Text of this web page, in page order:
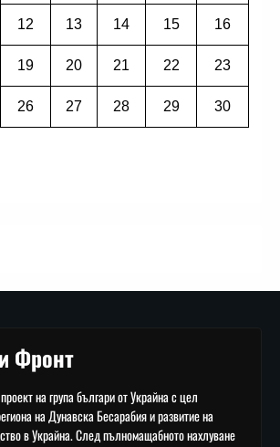
12 13 14 15 16
19 20 21 22 23
26 27 28 29 30
Фронт
на група българи от Украйна с цел
на Дунавска Бесарабия и развитие на
в Украйна. След пълномащабното нахлуване